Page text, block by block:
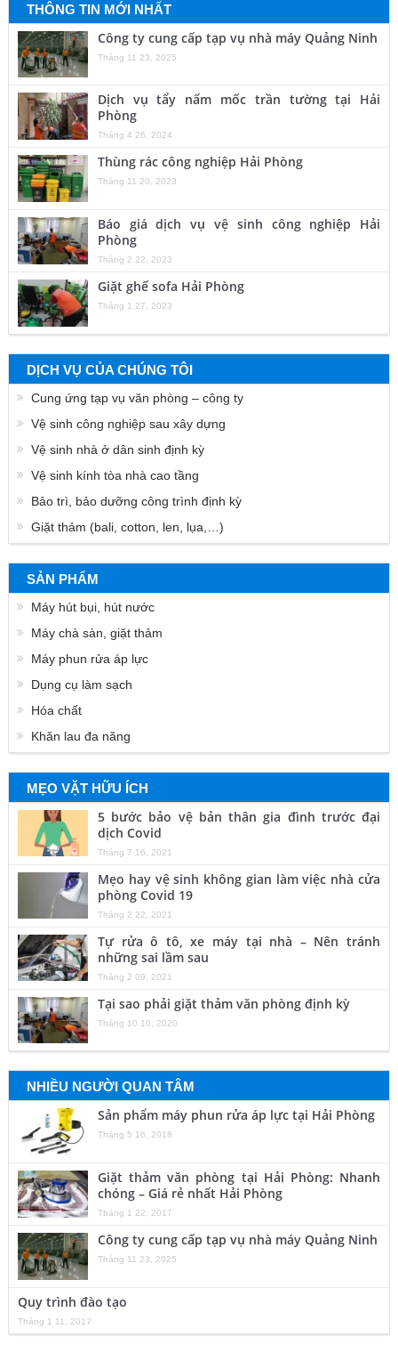
THÔNG TIN MỚI NHẤT
Công ty cung cấp tạp vụ nhà máy Quảng Ninh
Tháng 11 23, 2025
Dịch vụ tẩy nấm mốc trần tường tại Hải
Phòng
Tháng 4 26, 2024
Thùng rác công nghiệp Hải Phòng
Tháng 11 20, 2023
Báo giá dịch vụ vệ sinh công nghiệp Hải
Phòng
Tháng 2 22, 2023
Giặt ghế sofa Hải Phòng
Tháng 1 27, 2023
DỊCH VỤ CỦA CHÚNG TÔI
Cung ứng tạp vụ văn phòng – công ty
Vệ sinh công nghiệp sau xây dựng
Vệ sinh nhà ở dân sinh định kỳ
Vệ sinh kính tòa nhà cao tầng
Bảo trì, bảo dưỡng công trình định kỳ
Giặt thảm (bali, cotton, len, lụa,…)
SẢN PHẨM
Máy hút bụi, hút nước
Máy chà sàn, giặt thảm
Máy phun rửa áp lực
Dụng cụ làm sạch
Hóa chất
Khăn lau đa năng
MẸO VẶT HỮU ÍCH
5 bước bảo vệ bản thân gia đình trước đại
dịch Covid
Tháng 7 16, 2021
Mẹo hay vệ sinh không gian làm việc nhà cửa
phòng Covid 19
Tháng 2 22, 2021
Tự rửa ô tô, xe máy tại nhà – Nên tránh
những sai lầm sau
Tháng 2 09, 2021
Tại sao phải giặt thảm văn phòng định kỳ
Tháng 10 10, 2020
NHIỀU NGƯỜI QUAN TÂM
Sản phẩm máy phun rửa áp lực tại Hải Phòng
Tháng 5 16, 2018
Giặt thảm văn phòng tại Hải Phòng: Nhanh
chóng – Giá rẻ nhất Hải Phòng
Tháng 1 22, 2017
Công ty cung cấp tạp vụ nhà máy Quảng Ninh
Tháng 11 23, 2025
Quy trình đào tạo
Tháng 1 11, 2017